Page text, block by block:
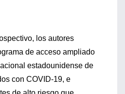
los autores
de acceso ampliado
estadounidense de
con COVID-19, e